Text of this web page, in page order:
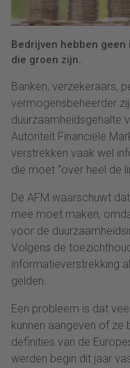
Bedrijven hebben
die groen zijn.
Banken, verzekeraars,
vermogensbeheerder
duurzaamheidsgehalte
Autoriteit Financiële
verstrekken vaak wel
die moet “over heel de
De AFM waarschuwt
mee moet maken,
voor de
Volgens de
informatieverstrekking
gelden.
Een probleem is dat
kunnen aangeven of ze
definities van de
werden begin dit jaar